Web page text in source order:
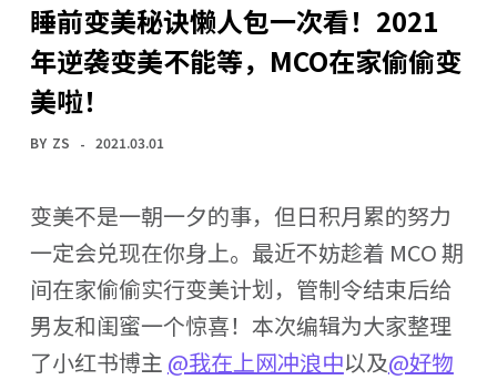
睡前变美秘诀懒人包一次看！2021
年逆袭变美不能等，MCO在家偷偷变
美啦！
BY ZS 2021.03.01
变美不是一朝一夕的事，但日积月累的努力
一定会兑现在你身上。最近不妨趁着 MCO 期
间在家偷偷实行变美计划，管制令结束后给
男友和闺蜜一个惊喜！本次编辑为大家整理
了小红书博主 @我在上网冲浪中以及@好物